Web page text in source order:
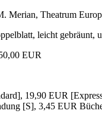
Merian, Theatrum
leicht gebräunt,
EUR
19,90 EUR
[S], 3,45 EUR